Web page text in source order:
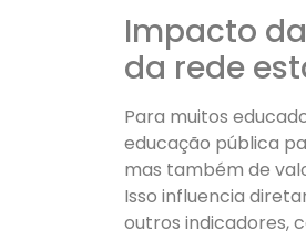
Impacto
da rede
Para muitos
educação pública
mas também de
Isso influencia
outros indicadores,